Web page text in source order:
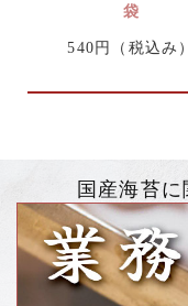
袋
540円 （税込み）
国産海苔